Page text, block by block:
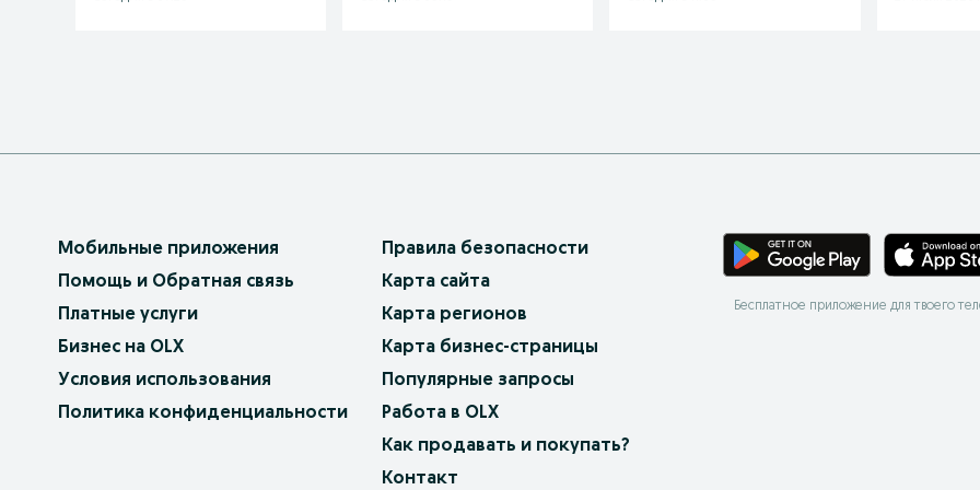
Мобильные приложения
Помощь и Обратная связь
Платные услуги
Бизнес на OLX
Условия использования
Политика конфиденциальности
Правила безопасности
Карта сайта
Карта регионов
Карта бизнес-страницы
Популярные запросы
Работа в OLX
Как продавать и покупать?
Контакт
Бесплатное приложение для твоего